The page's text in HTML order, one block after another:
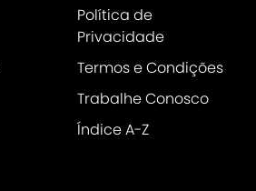
Política de
Privacidade
Termos e Condições
Trabalhe Conosco
Índice A-Z